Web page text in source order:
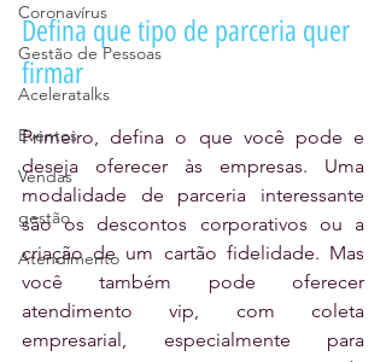
Coronavírus
Gestão de Pessoas
Aceleratalks
Eventos
Vendas
gestão
Atendimento
Defina que tipo de parceria quer
firmar
Primeiro, defina o que você pode e
deseja oferecer às empresas. Uma
modalidade de parceria interessante
são os descontos corporativos ou a
criação de um cartão fidelidade. Mas
você também pode oferecer
atendimento vip, com coleta
empresarial, especialmente para